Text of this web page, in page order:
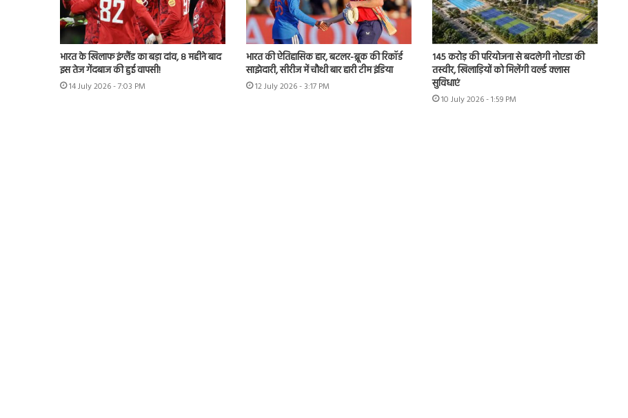
भारत के खिलाफ इंग्लैंड का बड़ा दांव, 8 महीने बाद
इस तेज गेंदबाज की हुई वापसी!
14 July 2026 - 7:03 PM
भारत की ऐतिहासिक हार, बटलर-ब्रूक की रिकॉर्ड
साझेदारी, सीरीज में चौथी बार हारी टीम इंडिया
12 July 2026 - 3:17 PM
145 करोड़ की परियोजना से बदलेगी नोएडा की
तस्वीर, खिलाड़ियों को मिलेंगी वर्ल्ड क्लास
सुविधाएं
10 July 2026 - 1:59 PM